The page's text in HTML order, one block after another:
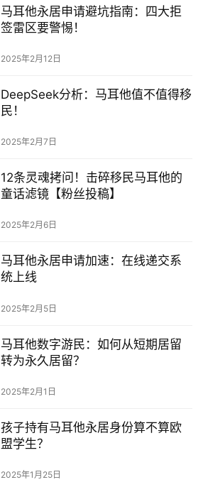
马耳他永居申请避坑指南：四大拒
签雷区要警惕！
2025年2月12日
DeepSeek分析：马耳他值不值得移
民！
2025年2月7日
12条灵魂拷问！击碎移民马耳他的
童话滤镜【粉丝投稿】
2025年2月6日
马耳他永居申请加速：在线递交系
统上线
2025年2月5日
马耳他数字游民：如何从短期居留
转为永久居留？
2025年2月1日
孩子持有马耳他永居身份算不算欧
盟学生？
2025年1月25日